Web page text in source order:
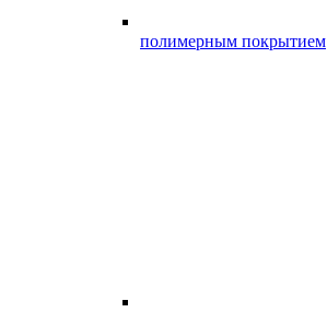
полимерным покрытием